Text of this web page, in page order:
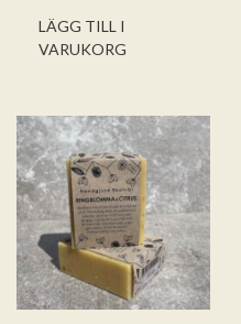
LÄGG TILL I
VARUKORG